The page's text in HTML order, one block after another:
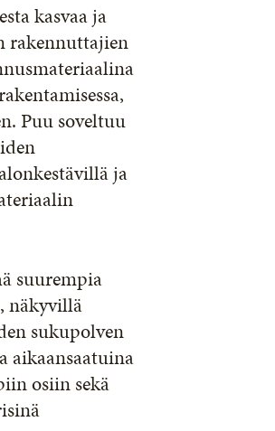
kasvaa ja
rakennuttajien
Puu soveltuu
ja
suurempia
näkyvillä
sukupolven
aikaansaatuina
osiin sekä